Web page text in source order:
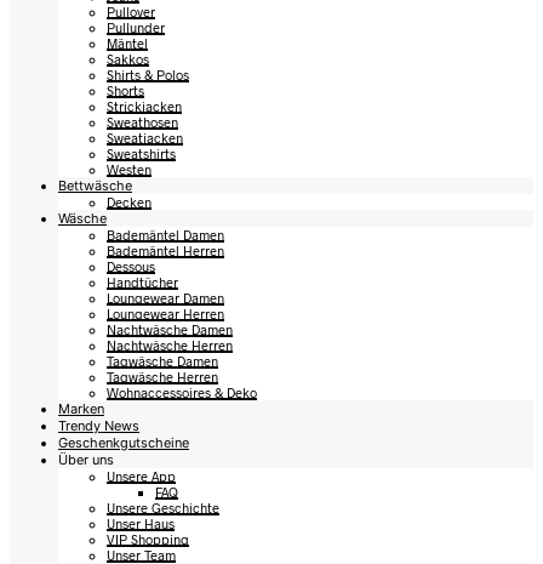
Pullover
Pullunder
Mäntel
Sakkos
Shirts & Polos
Shorts
Strickjacken
Sweathosen
Sweatjacken
Sweatshirts
Westen
Bettwäsche
Decken
Wäsche
Bademäntel Damen
Bademäntel Herren
Dessous
Handtücher
Loungewear Damen
Loungewear Herren
Nachtwäsche Damen
Nachtwäsche Herren
Tagwäsche Damen
Tagwäsche Herren
Wohnaccessoires & Deko
Marken
Trendy News
Geschenkgutscheine
Über uns
Unsere App
FAQ
Unsere Geschichte
Unser Haus
VIP Shopping
Unser Team